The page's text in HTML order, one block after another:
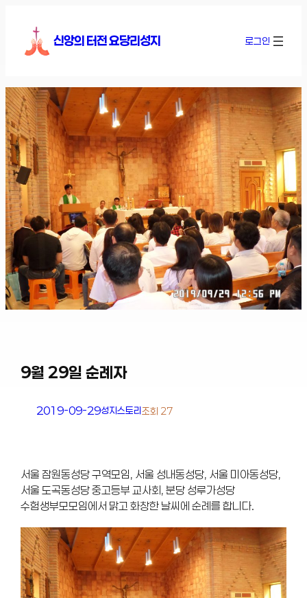
로
가
기
신앙의 터전 요당리성지 로그인
9월 29일 순례자
2019-09-29성지스토리조회 27
서울 잠원동성당 구역모임, 서울 성내동성당, 서울 미아동성당,
서울 도곡동성당 중고등부 교사회, 분당 성루가성당
수험생부모모임에서 맑고 화창한 날씨에 순례를 합니다.